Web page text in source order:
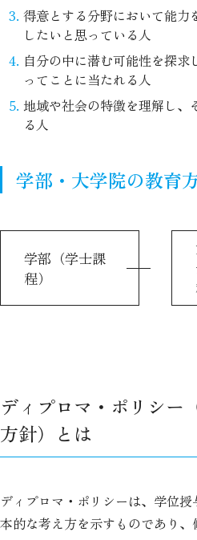
得意とする分野において能力
したいと思っている人
自分の中に潜む可能性を探求
ってことに当たれる人
地域や社会の特徴を理解し、
る人
学部・大学院の教育
学部（学士課
程）
ディプロマ・ポリシー
方針）とは
ディプロマ・ポリシーは、学位
本的な考え方を示すものであり